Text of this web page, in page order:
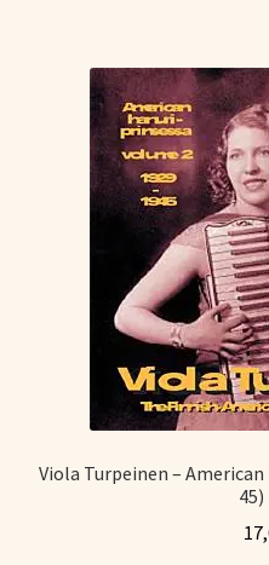
Viola Turpeinen –
45)